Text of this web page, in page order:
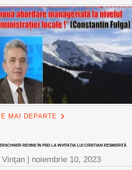
MAI DEPARTE
REVINE ÎN PSD LA INVITAȚIA LUI CRISTIAN RESMERIȚĂ
| noiembrie 10, 2023